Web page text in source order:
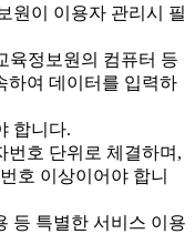
원이 이용자 관리시 필
육정보원의 컴퓨터 등
하여 데이터를 입력하
합니다.
호 단위로 체결하며,
호 이상이어야 합니
등 특별한 서비스 이용